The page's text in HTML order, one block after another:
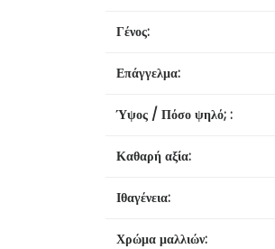
Γένος:
Επάγγελμα:
Ύψος / Πόσο ψηλό; :
Καθαρή αξία:
Ιθαγένεια:
Χρώμα μαλλιών: